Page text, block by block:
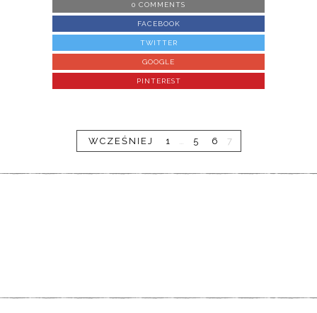
0 COMMENTS
FACEBOOK
TWITTER
GOOGLE
PINTEREST
WCZEŚNIEJ 1 … 5 6 7